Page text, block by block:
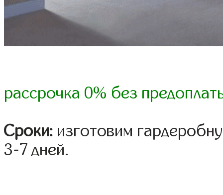
рассрочка 0% без
Сроки: изготовим
3-7 дней.